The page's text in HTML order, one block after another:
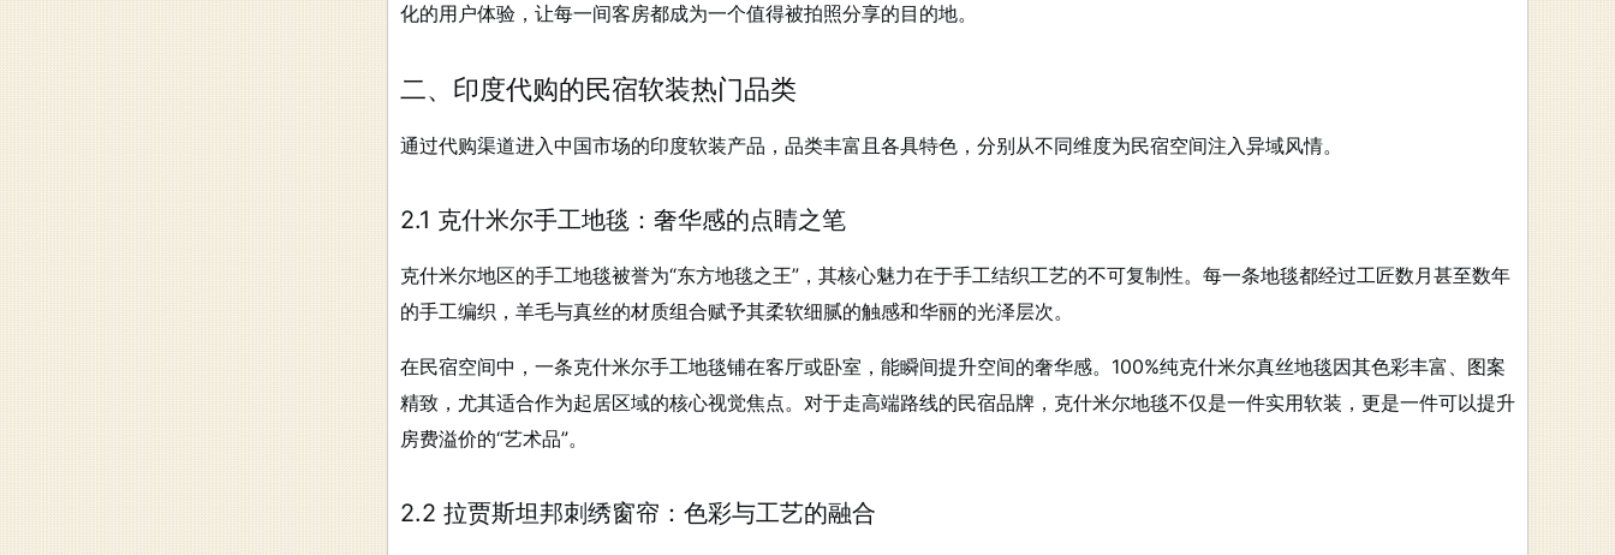
化的用户体验，让每一间客房都成为一个值得被拍照分享的目的地。
二、印度代购的民宿软装热门品类
通过代购渠道进入中国市场的印度软装产品，品类丰富且各具特色，分别从不同维度为民宿空间注入异域风情。
2.1 克什米尔手工地毯：奢华感的点睛之笔
克什米尔地区的手工地毯被誉为“东方地毯之王”，其核心魅力在于手工结织工艺的不可复制性。每一条地毯都经过工匠数月甚至数年
的手工编织，羊毛与真丝的材质组合赋予其柔软细腻的触感和华丽的光泽层次。
在民宿空间中，一条克什米尔手工地毯铺在客厅或卧室，能瞬间提升空间的奢华感。100%纯克什米尔真丝地毯因其色彩丰富、图案
精致，尤其适合作为起居区域的核心视觉焦点。对于走高端路线的民宿品牌，克什米尔地毯不仅是一件实用软装，更是一件可以提升
房费溢价的“艺术品”。
2.2 拉贾斯坦邦刺绣窗帘：色彩与工艺的融合